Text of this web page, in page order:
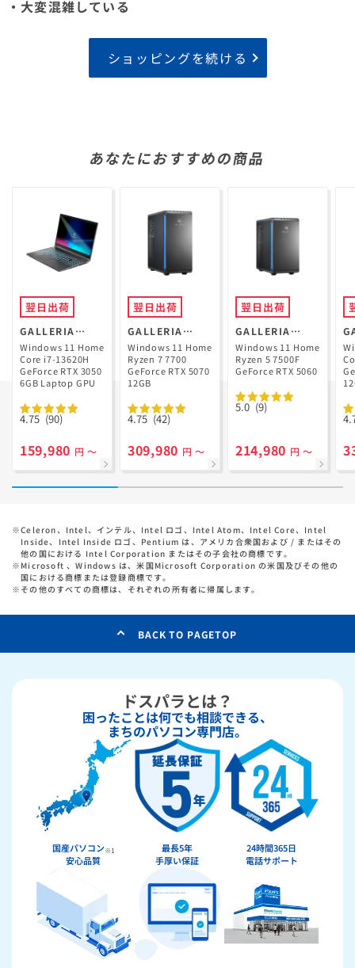
・大変混雑している
ショッピングを続ける
あなたにおすすめの商品
翌日出荷
GALLERIA
RL7C-R35-5N
Windows 11 Home
Core i7-13620H
GeForce RTX 3050
6GB Laptop GPU
4.75 (90)
159,980 円 ～
翌日出荷
GALLERIA
XPR7A-R57-GD
Ryzen 7 7700
搭載
Windows 11 Home
Ryzen 7 7700
GeForce RTX 5070
12GB
4.75 (42)
309,980 円 ～
翌日出荷
GALLERIA
XGR5M-R56-
GD Ryzen 5
7500F搭載
Windows 11 Home
Ryzen 5 7500F
GeForce RTX 5060
5.0 (9)
214,980 円 ～
※Celeron、Intel、インテル、Intel ロゴ、Intel Atom、Intel Core、Intel
Inside、Intel Inside ロゴ、Pentium は、アメリカ合衆国および / またはその
他の国における Intel Corporation またはその子会社の商標です。
※ Microsoft 、Windows は、米国Microsoft Corporation の米国及びその他の
国における商標または登録商標です。
※ その他のすべての商標は、それぞれの所有者に帰属します。
BACK TO PAGETOP
ドスパラとは？
困ったことは何でも相談できる、
まちのパソコン専門店。
国産パソコン※1
安心品質
最長5年
手厚い保証
24時間365日
電話サポート